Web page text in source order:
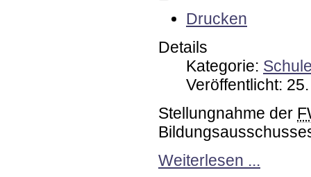
Drucken
Details
Kategorie:
Veröffentlicht:
Stellungnahme der
Weiterlesen ...